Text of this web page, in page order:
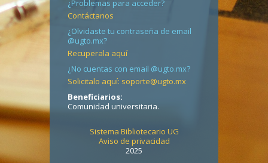
¿Problemas para acceder?
Contáctanos
¿Olvidaste tu contraseña de email
@ugto.mx?
Recuperala aquí
¿No cuentas con email @ugto.mx?
Solicitalo aquí: soporte@ugto.mx
Beneficiarios:
Comunidad universitaria.
Sistema Bibliotecario UG
Aviso de privacidad
2025